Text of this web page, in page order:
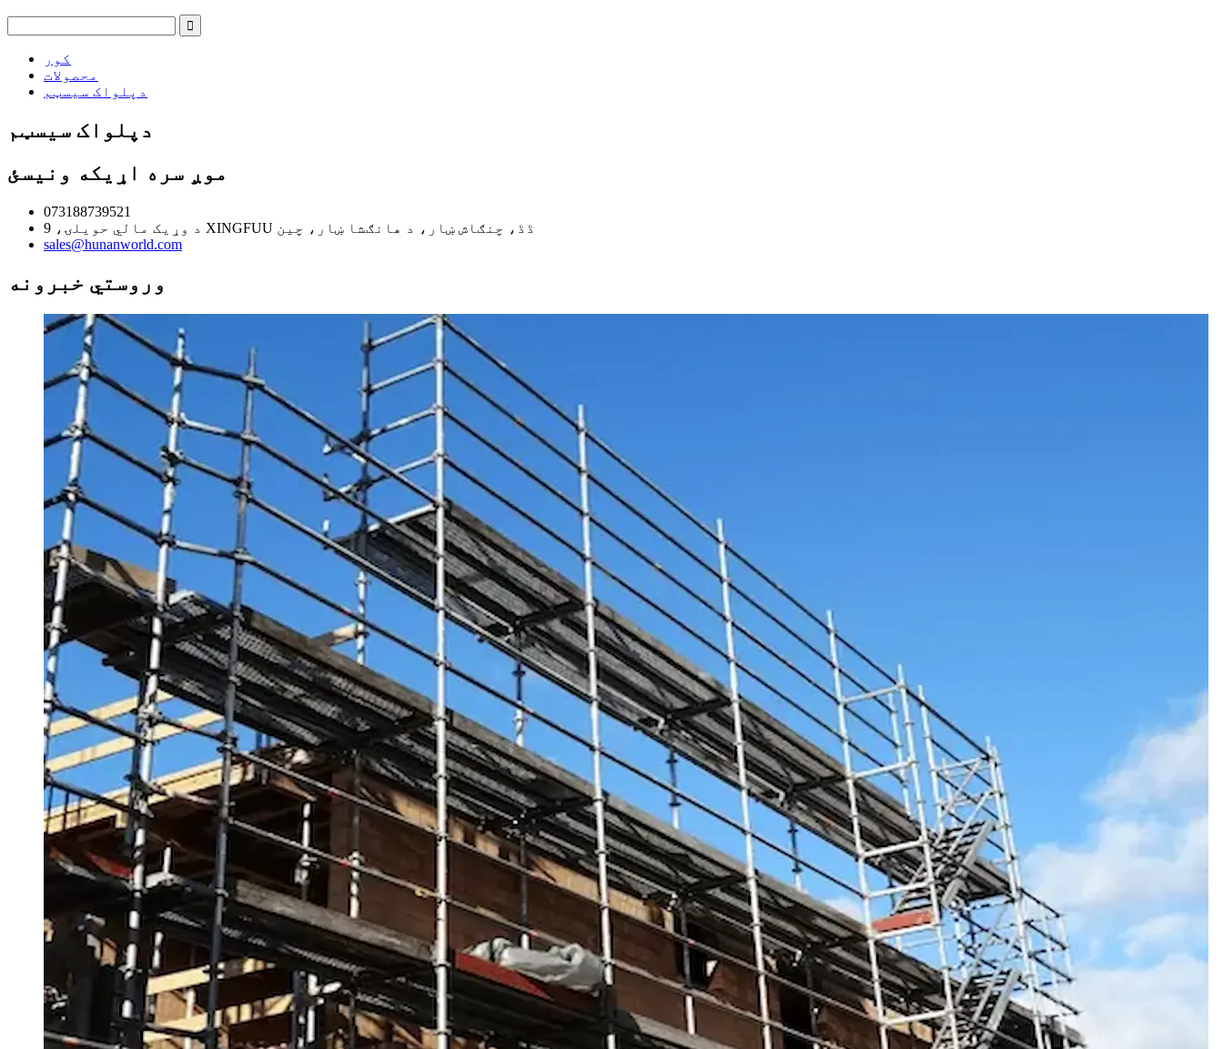
کور
محصولات
دپلواک سیسټم
دپلواک سیسټم
موږ سره اړیکه ونیسئ
073188739521
د وړيک مالي حویلۍ، 9 XINGFUU ڈڈ، چنګاش ښار، د هانګشا ښار، چین
sales@hunanworld.com
وروستي خبرونه